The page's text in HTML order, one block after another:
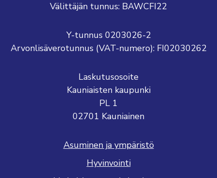
Välittäjän tunnus: BAWCFI22
Y-tunnus 0203026-2
Arvonlisäverotunnus (VAT-numero): FI02030262
Laskutusosoite
Kauniaisten kaupunki
PL 1
02701 Kauniainen
Asuminen ja ympäristö
Hyvinvointi